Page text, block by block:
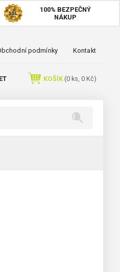
100% BEZPEČNÝ
NÁKUP
podmínky Kontakt
KOŠÍK(0ks, 0 Kč)